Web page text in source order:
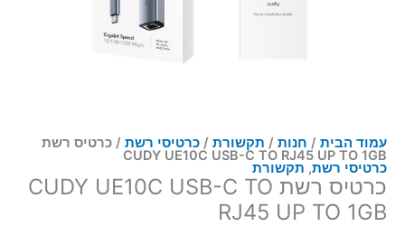
עמוד הבית / חנות / תקשורת / כרטיסי רשת / כרטיס רשת
CUDY UE10C USB-C TO RJ45 UP TO 1GB
כרטיסי רשת, תקשורת
כרטיס רשת CUDY UE10C USB-C TO
RJ45 UP TO 1GB